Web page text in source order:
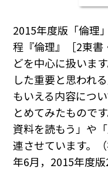
2015年度版「倫理
程『倫理』［2東書
どを中心に扱いま
した重要と思われ
もいえる内容につ
とめてみたもので
資料を読もう」や
連させています。
年6月，2015年度版